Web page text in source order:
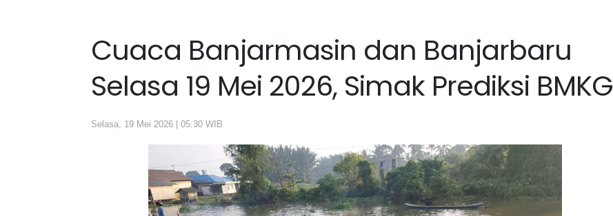
Cuaca Banjarmasin dan Banjarbaru
Selasa 19 Mei 2026, Simak Prediksi BMKG
Selasa, 19 Mei 2026 | 05:30 WIB